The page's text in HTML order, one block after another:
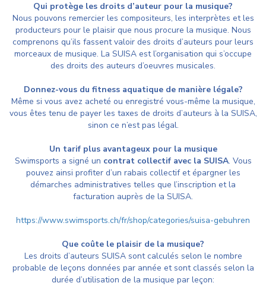
Qui protège les droits d’auteur pour la musique?
Nous pouvons remercier les compositeurs, les interprètes et les
producteurs pour le plaisir que nous procure la musique. Nous
comprenons qu’ils fassent valoir des droits d’auteurs pour leurs
morceaux de musique. La SUISA est l’organisation qui s’occupe
des droits des auteurs d’oeuvres musicales.
Donnez-vous du fitness aquatique de manière légale?
Même si vous avez acheté ou enregistré vous-même la musique,
vous êtes tenu de payer les taxes de droits d’auteurs à la SUISA,
sinon ce n’est pas légal.
Un tarif plus avantageux pour la musique
Swimsports a signé un contrat collectif avec la SUISA. Vous
pouvez ainsi profiter d’un rabais collectif et épargner les
démarches administratives telles que l’inscription et la
facturation auprès de la SUISA.
https://www.swimsports.ch/fr/shop/categories/suisa-gebuhren
Que coûte le plaisir de la musique?
Les droits d’auteurs SUISA sont calculés selon le nombre
probable de leçons données par année et sont classés selon la
durée d’utilisation de la musique par leçon: